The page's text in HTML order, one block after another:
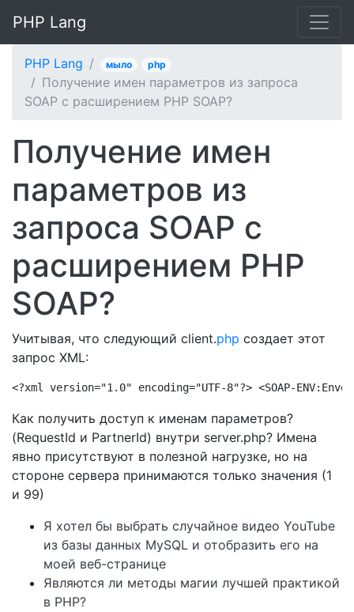
PHP Lang
PHP Lang мыло php
Получение имен параметров из запроса
SOAP с расширением PHP SOAP?
Получение имен
параметров из
запроса SOAP с
расширением PHP
SOAP?
Учитывая, что следующий client.php создает этот
запрос XML:
<?xml version="1.0" encoding="UTF-8"?> <SOAP-
Как получить доступ к именам параметров?
(RequestId и PartnerId) внутри server.php? Имена
явно присутствуют в полезной нагрузке, но на
стороне сервера принимаются только значения (1
и 99)
Я хотел бы выбрать случайное видео YouTube
из базы данных MySQL и отобразить его на
моей веб-странице
Являются ли методы магии лучшей практикой
в ​​PHP?